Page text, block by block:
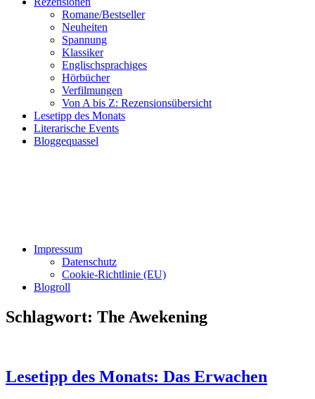
Romane/Bestseller
Neuheiten
Spannung
Klassiker
Englischsprachiges
Hörbücher
Verfilmungen
Von A bis Z: Rezensionsübersicht
Lesetipp des Monats
Literarische Events
Bloggequassel
Impressum
Datenschutz
Cookie-Richtlinie (EU)
Blogroll
Schlagwort: The Awekening
Lesetipp des Monats: Das Erwachen